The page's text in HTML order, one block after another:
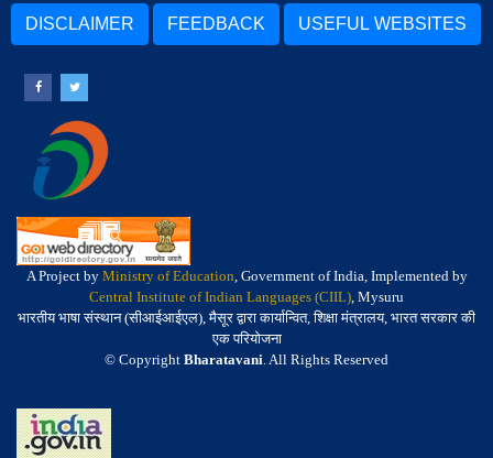
DISCLAIMER FEEDBACK USEFUL WEBSITES
A Project by Ministry of Education, Government of India, Implemented by
Central Institute of Indian Languages (CIIL), Mysuru
भारतीय भाषा संस्थान (सीआईआईएल), मैसूर द्वारा कार्यान्वित, शिक्षा मंत्रालय, भारत सरकार की
एक परियोजना
© Copyright Bharatavani. All Rights Reserved